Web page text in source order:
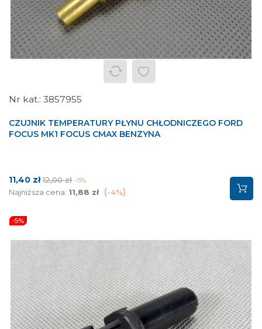
3857955
CZUJNIK TEMPERATURY PŁYNU CHŁODNICZEGO FORD
FOCUS MK1 FOCUS CMAX BENZYNA
Cena
11,40 złCena
podstawowa
12,00 zł -5%
Najniższa cena: 11,88 zł -4%
-5%